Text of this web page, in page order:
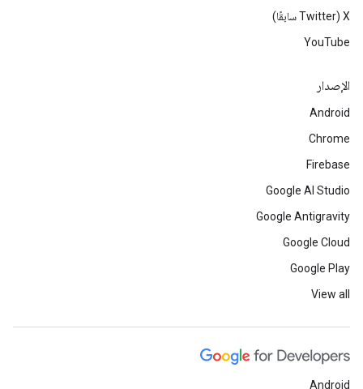
‫X ‏(Twitter سابقًا)
YouTube
الإصدار
Android
Chrome
Firebase
Google AI Studio
Google Antigravity
Google Cloud
Google Play
View all
Android